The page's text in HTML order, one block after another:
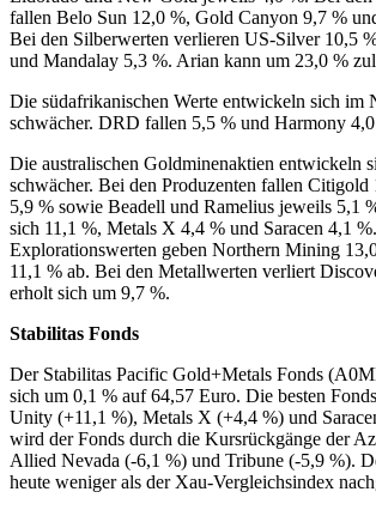
fallen Belo Sun 12,0 %, Gold Canyon 9,7 %
Bei den Silberwerten verlieren US-Silver 10,5
und Mandalay 5,3 %. Arian kann um 23,0 %
Die südafrikanischen Werte entwickeln sich im
schwächer. DRD fallen 5,5 % und Harmony
Die australischen Goldminenaktien entwickeln
schwächer. Bei den Produzenten fallen Citigold
5,9 % sowie Beadell und Ramelius jeweils 5,1
sich 11,1 %, Metals X 4,4 % und Saracen 4,1
Explorationswerten geben Northern Mining
11,1 % ab. Bei den Metallwerten verliert
erholt sich um 9,7 %.
Stabilitas Fonds
Der Stabilitas Pacific Gold+Metals Fonds
sich um 0,1 % auf 64,57 Euro. Die besten
Unity (+11,1 %), Metals X (+4,4 %) und
wird der Fonds durch die Kursrückgänge der
Allied Nevada (-6,1 %) und Tribune (-5,9 %).
heute weniger als der Xau-Vergleichsindex